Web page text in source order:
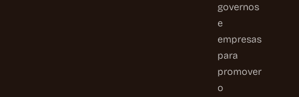
governos
e
empresas
para
promover
o